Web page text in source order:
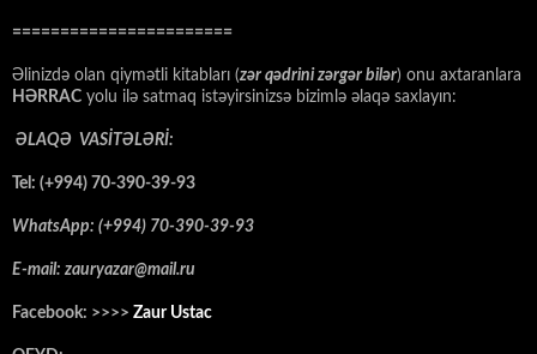
=======================
Əlinizdə olan qiymətli kitabları (zər qədrini zərgər bilər) onu axtaranlara
HƏRRAC yolu ilə satmaq istəyirsinizsə bizimlə əlaqə saxlayın:
ƏLAQƏ VASİTƏLƏRİ:
Tel: (+994) 70-390-39-93
WhatsApp: (+994) 70-390-39-93
E-mail: zauryazar@mail.ru
Facebook: >>>> Zaur Ustac